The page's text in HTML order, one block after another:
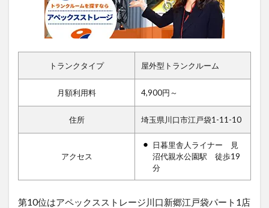
トランクタイプ 屋外型トランクルーム
月額利用料 4,900円～
住所 埼玉県川口市江戸袋1-11-10
アクセス
日暮里舎人ライナー 見
沼代親水公園駅 徒歩19
分
第10位はアペックスストレージ川口新郷江戸袋パート1店